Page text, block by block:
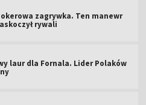
zagrywka. Ten manewr
rywali
laur dla Fornala. Lider Polaków